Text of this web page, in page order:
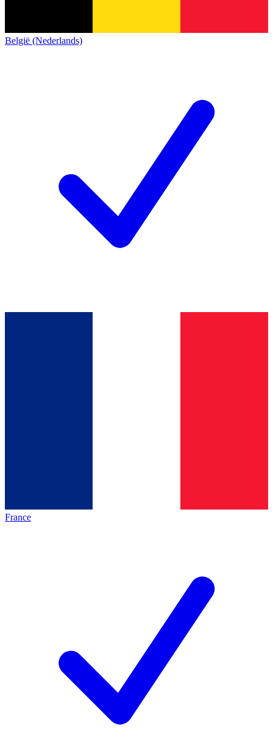
België (Nederlands)
France